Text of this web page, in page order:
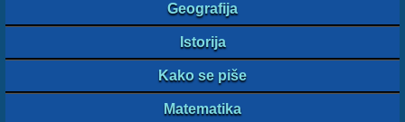
Geografija
Istorija
Kako se piše
Matematika